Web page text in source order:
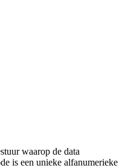
waarop de data
is een unieke alfanumerieke